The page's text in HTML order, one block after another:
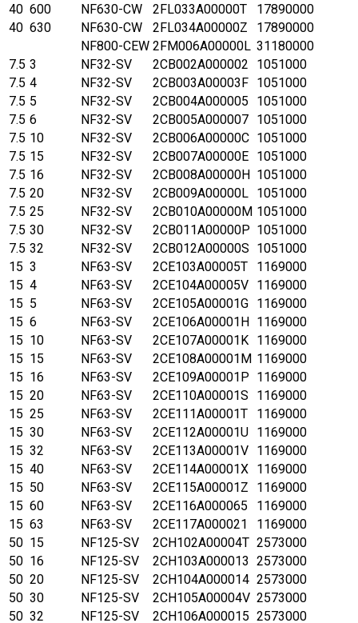
40 600 NF630-CW 2FL033A00000T
17890000
40 630 NF630-CW 2FL034A00000Z
17890000
NF800-CEW 2FM006A00000L 31180000
7.5 3 NF32-SV 2CB002A000002
1051000
7.5 4 NF32-SV 2CB003A00003F 1051000
7.5 5 NF32-SV 2CB004A000005
1051000
7.5 6 NF32-SV 2CB005A000007 1051000
7.5 10 NF32-SV 2CB006A00000C 1051000
7.5 15 NF32-SV 2CB007A00000E 1051000
7.5 16 NF32-SV 2CB008A00000H 1051000
7.5 20 NF32-SV 2CB009A00000L 1051000
7.5 25 NF32-SV 2CB010A00000M 1051000
7.5 30 NF32-SV 2CB011A00000P 1051000
7.5 32 NF32-SV 2CB012A00000S 1051000
15 3 NF63-SV 2CE103A00005T
1169000
15 4 NF63-SV 2CE104A00005V 1169000
15 5 NF63-SV 2CE105A00001G 1169000
15 6 NF63-SV 2CE106A00001H
1169000
15 10 NF63-SV 2CE107A00001K 1169000
15 15 NF63-SV 2CE108A00001M 1169000
15 16 NF63-SV 2CE109A00001P 1169000
15 20 NF63-SV 2CE110A00001S
1169000
15 25 NF63-SV 2CE111A00001T
1169000
15 30 NF63-SV 2CE112A00001U 1169000
15 32 NF63-SV 2CE113A00001V 1169000
15 40 NF63-SV 2CE114A00001X 1169000
15 50 NF63-SV 2CE115A00001Z
1169000
15 60 NF63-SV 2CE116A000065
1169000
15 63 NF63-SV 2CE117A000021
1169000
50 15 NF125-SV 2CH102A00004T 2573000
50 16 NF125-SV 2CH103A000013 2573000
50 20 NF125-SV 2CH104A000014 2573000
50 30 NF125-SV 2CH105A00004V 2573000
50 32 NF125-SV 2CH106A000015 2573000